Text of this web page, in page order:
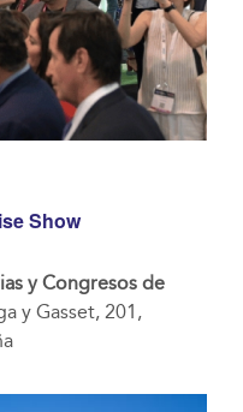
Show
y Congresos de
y Gasset, 201,